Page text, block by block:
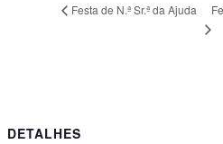
Festa de N.ª Sr.ª da Ajuda
DETALHES